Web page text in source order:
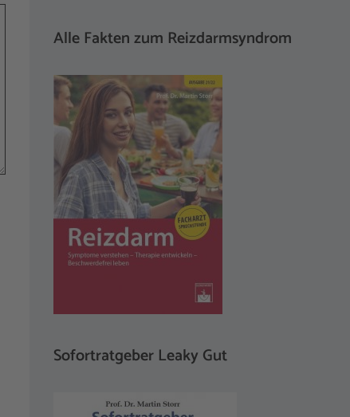
Alle Fakten zum Reizdarmsyndrom
Sofortratgeber Leaky Gut